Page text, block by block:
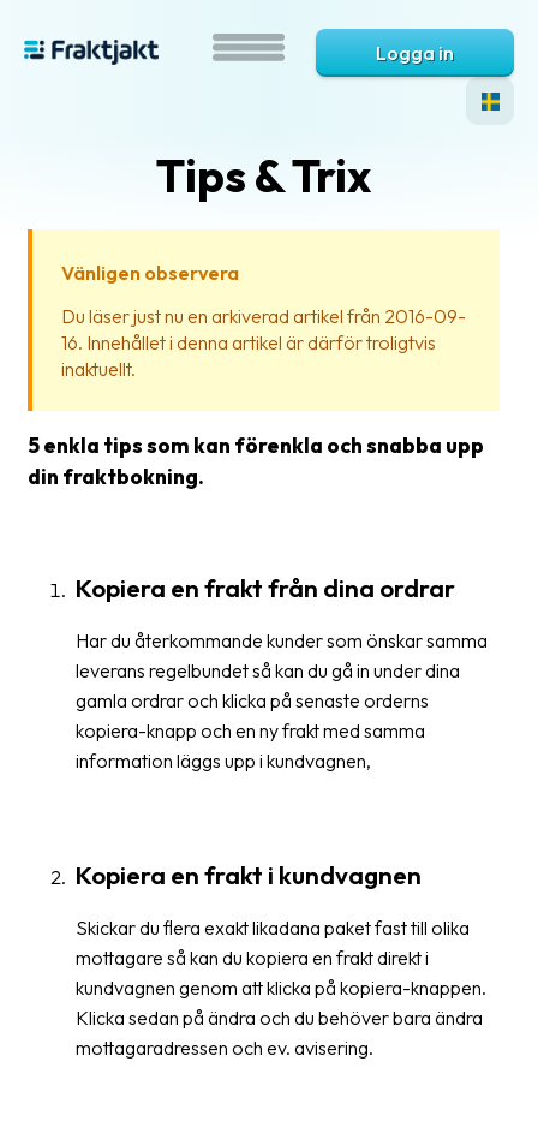
Vad
Hjälp?
&
Paketering
Frakthandlingar
Upphämtningar
Manualer
Nedladdningar
Logga in
Tips & Trix
Vänligen observera
Du läser just nu en arkiverad artikel från 2016-09-
16. Innehållet i denna artikel är därför troligtvis
inaktuellt.
5 enkla tips som kan förenkla och snabba upp
din fraktbokning.
Kopiera en frakt från dina ordrar
Har du återkommande kunder som önskar samma
leverans regelbundet så kan du gå in under dina
gamla ordrar och klicka på senaste orderns
kopiera-knapp och en ny frakt med samma
information läggs upp i kundvagnen,
Kopiera en frakt i kundvagnen
Skickar du flera exakt likadana paket fast till olika
mottagare så kan du kopiera en frakt direkt i
kundvagnen genom att klicka på kopiera-knappen.
Klicka sedan på ändra och du behöver bara ändra
mottagaradressen och ev. avisering.